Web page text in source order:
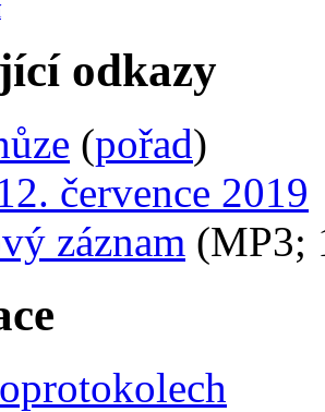
odkazy
(pořad)
července 2019
záznam (MP3;